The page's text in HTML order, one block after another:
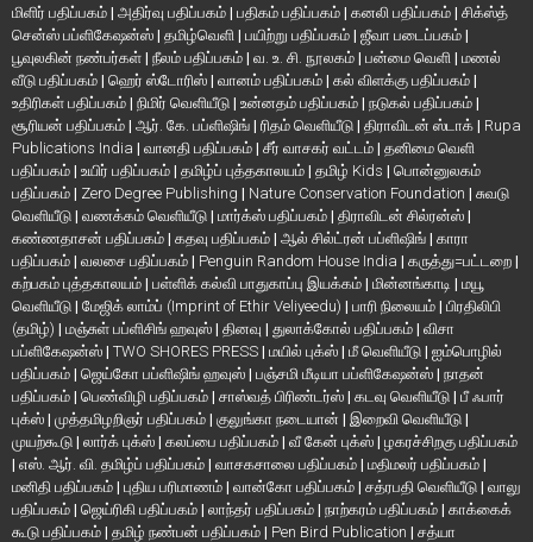
மிளிர் பதிப்பகம் | அதிர்வு பதிப்பகம் | பதிகம் பதிப்பகம் | கனலி பதிப்பகம் | சிக்ஸ்த்
சென்ஸ் பப்ளிகேஷன்ஸ் | தமிழ்வெளி | பயிற்று பதிப்பகம் | ஜீவா படைப்பகம் |
பூவுலகின் நண்பர்கள் | நீலம் பதிப்பகம் | வ. உ. சி. நூலகம் | பன்மை வெளி | மணல்
வீடு பதிப்பகம் | ஹெர் ஸ்டோரிஸ் | வானம் பதிப்பகம் | கல் விளக்கு பதிப்பகம் |
உதிரிகள் பதிப்பகம் | நிமிர் வெளியீடு | உன்னதம் பதிப்பகம் | நடுகல் பதிப்பகம் |
சூரியன் பதிப்பகம் | ஆர். கே. பப்ளிஷிங் | ரிதம் வெளியீடு | திராவிடன் ஸ்டாக் | Rupa
Publications India | வானதி பதிப்பகம் | சீர் வாசகர் வட்டம் | தனிமை வெளி
பதிப்பகம் | உயிர் பதிப்பகம் | தமிழ்ப் புத்தகாலயம் | தமிழ் Kids | பொன்னுலகம்
பதிப்பகம் | Zero Degree Publishing | Nature Conservation Foundation | சுவடு
வெளியீடு | வணக்கம் வெளியீடு | மார்க்ஸ் பதிப்பகம் | திராவிடன் சில்ரன்ஸ் |
கண்ணதாசன் பதிப்பகம் | கதவு பதிப்பகம் | ஆல் சில்ட்ரன் பப்ளிஷிங் | காரா
பதிப்பகம் | வலசை பதிப்பகம் | Penguin Random House India | கருத்து=பட்டறை |
கற்பகம் புத்தகாலயம் | பள்ளிக் கல்வி பாதுகாப்பு இயக்கம் | மின்னங்காடி | மயூ
வெளியீடு | மேஜிக் லாம்ப் (Imprint of Ethir Veliyeedu) | பாரி நிலையம் | பிரதிலிபி
(தமிழ்) | மஞ்சுள் பப்ளிசிங் ஹவுஸ் | தினவு | துலாக்கோல் பதிப்பகம் | விசா
பப்ளிகேஷன்ஸ் | TWO SHORES PRESS | மயில் புக்ஸ் | மீ வெளியீடு | ஐம்பொழில்
பதிப்பகம் | ஜெய்கோ பப்ளிஷிங் ஹவுஸ் | பஞ்சமி மீடியா பப்ளிகேஷன்ஸ் | நாதன்
பதிப்பகம் | பெண்விழி பதிப்பகம் | சாஸ்வத் பிரிண்டர்ஸ் | கடவு வெளியீடு | பீ ஃபார்
புக்ஸ் | முத்தமிழறிஞர் பதிப்பகம் | குலுங்கா நடையான் | இறைவி வெளியீடு |
முயற்கூடு | லார்க் புக்ஸ் | கலப்பை பதிப்பகம் | வீ கேன் புக்ஸ் | ழகரச்சிறகு பதிப்பகம்
| எஸ். ஆர். வி. தமிழ்ப் பதிப்பகம் | வாசகசாலை பதிப்பகம் | மதிமலர் பதிப்பகம் |
மனிதி பதிப்பகம் | புதிய பரிமாணம் | வான்கோ பதிப்பகம் | சத்ரபதி வெளியீடு | வாலு
பதிப்பகம் | ஜெய்ரிகி பதிப்பகம் | லாந்தர் பதிப்பகம் | நாற்கரம் பதிப்பகம் | காக்கைக்
கூடு பதிப்பகம் | தமிழ் நண்பன் பதிப்பகம் | Pen Bird Publication | சத்யா